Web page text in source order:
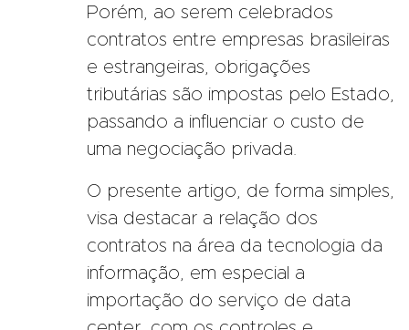
Porém, ao serem celebrados
contratos entre empresas brasileiras
e estrangeiras, obrigações
tributárias são impostas pelo Estado,
passando a influenciar o custo de
uma negociação privada.
O presente artigo, de forma simples,
visa destacar a relação dos
contratos na área da tecnologia da
informação, em especial a
importação do serviço de data